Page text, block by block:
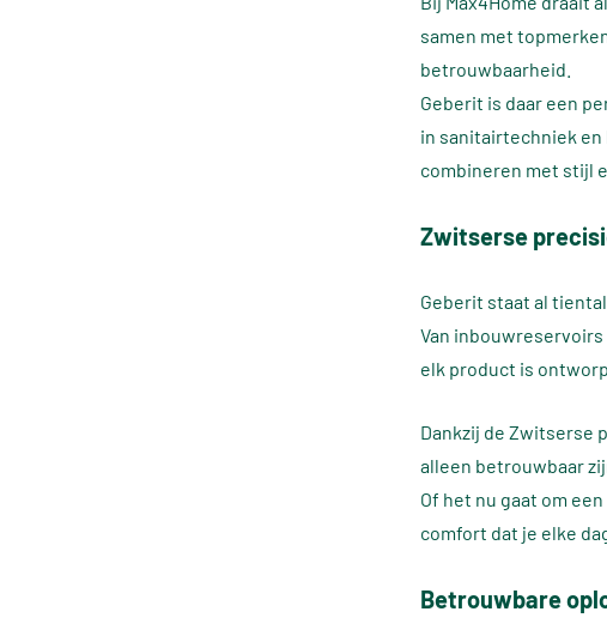
samen met
betrouwbaarheid.
Geberit is daar een
in sanitairtechniek
combineren met stijl
Zwitserse
Geberit staat al
Van
elk product is
Dankzij de Zwitserse
alleen betrouwbaar
Of het nu gaat om
comfort dat je elke
Betrouwbare